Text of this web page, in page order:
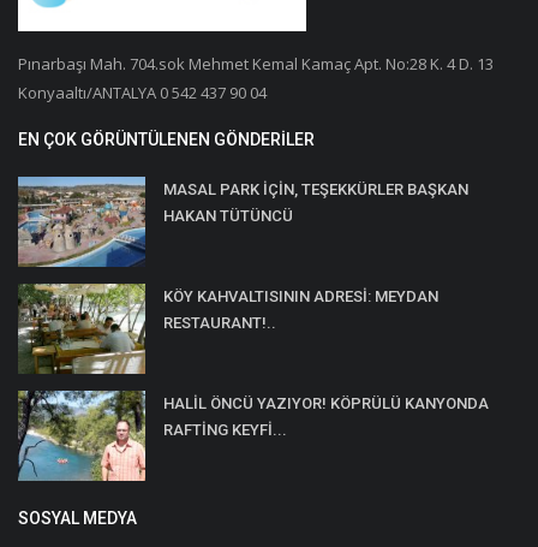
Pınarbaşı Mah. 704.sok Mehmet Kemal Kamaç Apt. No:28 K. 4 D. 13
Konyaaltı/ANTALYA 0 542 437 90 04
EN ÇOK GÖRÜNTÜLENEN GÖNDERILER
MASAL PARK İÇİN, TEŞEKKÜRLER BAŞKAN
HAKAN TÜTÜNCÜ
KÖY KAHVALTISININ ADRESİ: MEYDAN
RESTAURANT!..
HALİL ÖNCÜ YAZIYOR! KÖPRÜLÜ KANYONDA
RAFTİNG KEYFİ...
SOSYAL MEDYA